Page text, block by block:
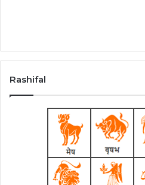
Rashifal